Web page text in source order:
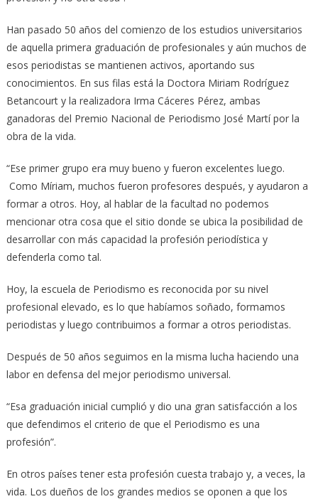
Han pasado 50 años del comienzo de los estudios universitarios
de aquella primera graduación de profesionales y aún muchos de
esos periodistas se mantienen activos, aportando sus
conocimientos. En sus filas está la Doctora Miriam Rodríguez
Betancourt y la realizadora Irma Cáceres Pérez, ambas
ganadoras del Premio Nacional de Periodismo José Martí por la
obra de la vida.
“Ese primer grupo era muy bueno y fueron excelentes luego.
Como Míriam, muchos fueron profesores después, y ayudaron a
formar a otros. Hoy, al hablar de la facultad no podemos
mencionar otra cosa que el sitio donde se ubica la posibilidad de
desarrollar con más capacidad la profesión periodística y
defenderla como tal.
Hoy, la escuela de Periodismo es reconocida por su nivel
profesional elevado, es lo que habíamos soñado, formamos
periodistas y luego contribuimos a formar a otros periodistas.
Después de 50 años seguimos en la misma lucha haciendo una
labor en defensa del mejor periodismo universal.
“Esa graduación inicial cumplió y dio una gran satisfacción a los
que defendimos el criterio de que el Periodismo es una
profesión”.
En otros países tener esta profesión cuesta trabajo y, a veces, la
vida. Los dueños de los grandes medios se oponen a que los